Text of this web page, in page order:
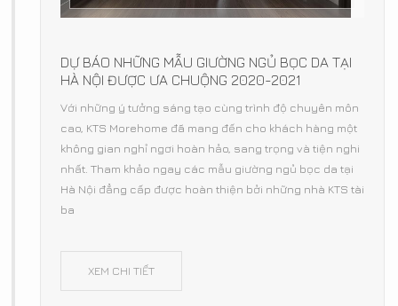
DỰ BÁO NHỮNG MẪU GIƯỜNG NGỦ BỌC DA TẠI
HÀ NỘI ĐƯỢC ƯA CHUỘNG 2020-2021
Với những ý tưởng sáng tạo cùng trình độ chuyên môn
cao, KTS Morehome đã mang đến cho khách hàng một
không gian nghỉ ngơi hoàn hảo, sang trọng và tiện nghi
nhất. Tham khảo ngay các mẫu giường ngủ bọc da tại
Hà Nội đẳng cấp được hoàn thiện bởi những nhà KTS tài
ba
XEM CHI TIẾT